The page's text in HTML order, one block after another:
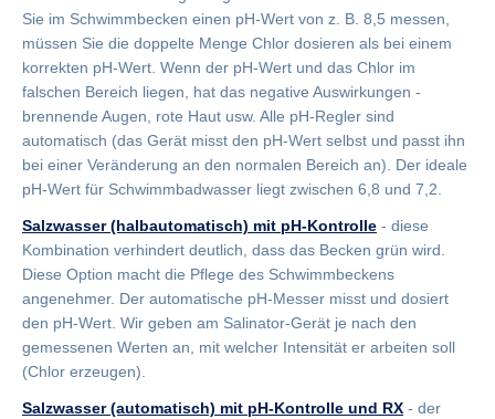
Sie im Schwimmbecken einen pH-Wert von z. B. 8,5 messen,
müssen Sie die doppelte Menge Chlor dosieren als bei einem
korrekten pH-Wert. Wenn der pH-Wert und das Chlor im
falschen Bereich liegen, hat das negative Auswirkungen -
brennende Augen, rote Haut usw. Alle pH-Regler sind
automatisch (das Gerät misst den pH-Wert selbst und passt ihn
bei einer Veränderung an den normalen Bereich an). Der ideale
pH-Wert für Schwimmbadwasser liegt zwischen 6,8 und 7,2.
Salzwasser (halbautomatisch) mit pH-Kontrolle - diese
Kombination verhindert deutlich, dass das Becken grün wird.
Diese Option macht die Pflege des Schwimmbeckens
angenehmer. Der automatische pH-Messer misst und dosiert
den pH-Wert. Wir geben am Salinator-Gerät je nach den
gemessenen Werten an, mit welcher Intensität er arbeiten soll
(Chlor erzeugen).
Salzwasser (automatisch) mit pH-Kontrolle und RX - der